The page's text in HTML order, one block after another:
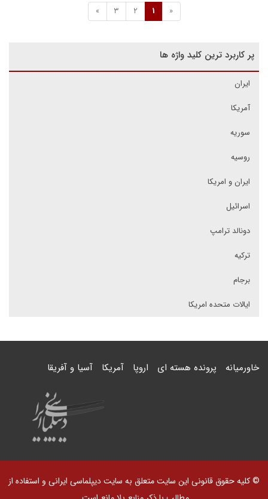
«
1
2
3
»
پر کاربرد ترین کلید واژه ها
ایران
آمریکا
سوریه
روسیه
ایران و امریکا
اسرائیل
دونالد ترامپ
ترکیه
برجام
ایالات متحده امریکا
خاورمیانه پرونده هسته ای اروپا آمریکا آسیا و آفریقا
© کلیه حقوق قانونی این سایت متعلق به سایت دیپلماسی ایرانی و استفاده از